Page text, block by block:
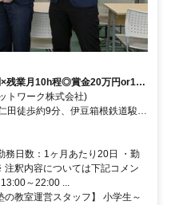
残業月10h程◎賞金20万円or1週
トワーク株式会社)
田徒歩約9分、伊豆箱根鉄道駿豆
線 原木徒歩約31分 伊豆仁田駅
務日数：1ヶ月あたり20日 ・勤
釈内容については下記コメン
～22:00 ...
教室運営スタッフ】 小学生～